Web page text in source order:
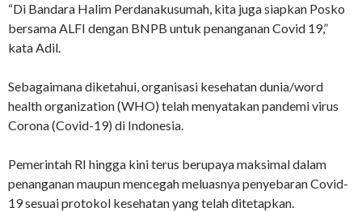
“Di Bandara Halim Perdanakusumah, kita juga siapkan Posko
bersama ALFI dengan BNPB untuk penanganan Covid 19,”
kata Adil.
Sebagaimana diketahui, organisasi kesehatan dunia/word
health organization (WHO) telah menyatakan pandemi virus
Corona (Covid-19) di Indonesia.
Pemerintah RI hingga kini terus berupaya maksimal dalam
penanganan maupun mencegah meluasnya penyebaran Covid-
19 sesuai protokol kesehatan yang telah ditetapkan.